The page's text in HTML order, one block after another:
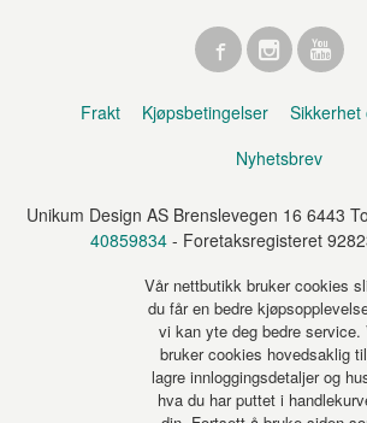
Frakt Kjøpsbetingelser
Sikkerhet
Nyhetsbrev
Unikum Design AS Brenslevegen 16 6443
40859834 - Foretaksregisteret
Vår nettbutikk bruker cookies
du får en bedre
vi kan yte deg bedre service.
bruker cookies hovedsaklig
lagre innloggingsdetaljer og
hva du har puttet i